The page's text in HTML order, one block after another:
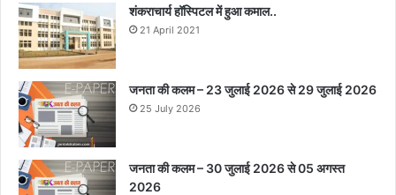
शंकराचार्य हॉस्पिटल में हुआ कमाल..
21 April 2021
जनता की कलम – 23 जुलाई 2026 से 29 जुलाई 2026
25 July 2026
जनता की कलम – 30 जुलाई 2026 से 05 अगस्त
2026